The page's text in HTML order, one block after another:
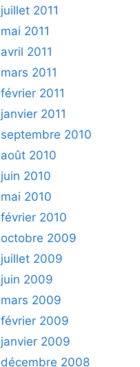
juillet 2011
mai 2011
avril 2011
mars 2011
février 2011
janvier 2011
septembre 2010
août 2010
juin 2010
mai 2010
février 2010
octobre 2009
juillet 2009
juin 2009
mars 2009
février 2009
janvier 2009
décembre 2008